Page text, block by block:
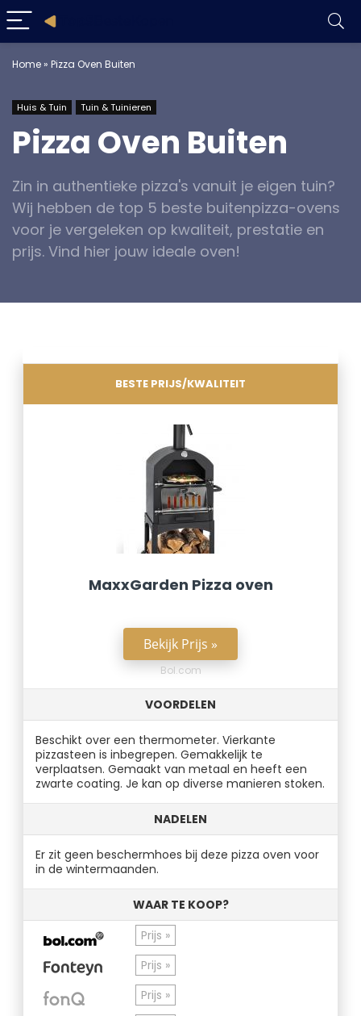
Home» Pizza Oven Buiten
Huis & Tuin Tuin & Tuinieren
Pizza Oven Buiten
Zin in authentieke pizza's vanuit je eigen tuin?
Wij hebben de top 5 beste buitenpizza-ovens
voor je vergeleken op kwaliteit, prestatie en
prijs. Vind hier jouw ideale oven!
BESTE PRIJS/KWALITEIT
MaxxGarden Pizza oven
Bekijk Prijs »
Bol.com
VOORDELEN
Beschikt over een thermometer. Vierkante
pizzasteen is inbegrepen. Gemakkelijk te
verplaatsen. Gemaakt van metaal en heeft een
zwarte coating. Je kan op diverse manieren stoken.
NADELEN
Er zit geen beschermhoes bij deze pizza oven voor
in de wintermaanden.
WAAR TE KOOP?
Prijs »
Prijs »
Prijs »